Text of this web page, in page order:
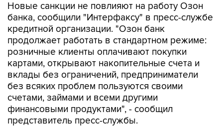
Новые санкции не повлияют на работу Озон
банка, сообщили "Интерфаксу" в пресс-службе
кредитной организации. "Озон банк
продолжает работать в стандартном режиме:
розничные клиенты оплачивают покупки
картами, открывают накопительные счета и
вклады без ограничений, предприниматели
без всяких проблем пользуются своими
счетами, займами и всеми другими
финансовыми продуктами", - сообщил
представитель пресс-службы.